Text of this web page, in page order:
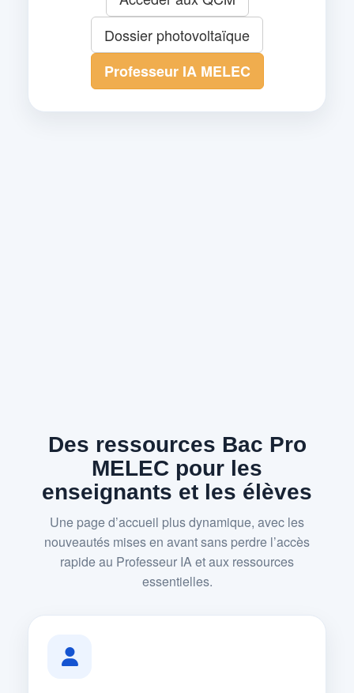
Dossier photovoltaïque
Professeur IA MELEC
Des ressources Bac Pro
MELEC pour les
enseignants et les élèves
Une page d’accueil plus dynamique, avec les
nouveautés mises en avant sans perdre l’accès
rapide au Professeur IA et aux ressources
essentielles.